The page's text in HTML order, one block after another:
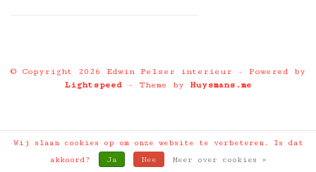
© Copyright 2026 Edwin Pelser interieur
- Powered by
Lightspeed- Theme by Huysmans.me
Wij slaan cookies op om onze website te verbeteren. Is dat
akkoord?
Ja Nee Meer over cookies »